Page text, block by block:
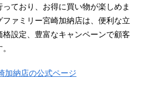
ており、お得に買い物が楽しめま
ァミリー宮崎加納店は、便利な立
設定、豊富なキャンペーンで顧客
加納店の公式ページ